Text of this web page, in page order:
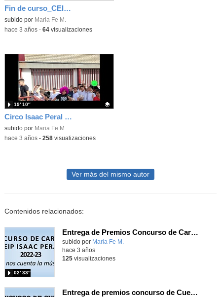
Fin de curso_CEIP Isaac Peral 22-23
Contenido educativo.
subido por Maria Fe M.
-hace 3 años- 64visualizaciones
Circo Isaac Peral 22-23
Contenido educativo.
subido por Maria Fe M.
19′ 10″
-hace 3 años- 258visualizaciones
Ver más del mismo autor
Contenidos relacionados:
Entrega de Premios Concurso de Carteles. Curso 22-23
Contenido educativo.
subido por Maria Fe M.
02′ 33″
hace 3 años
125visualizaciones
Entrega de premios concurso de Cuentos 22-23